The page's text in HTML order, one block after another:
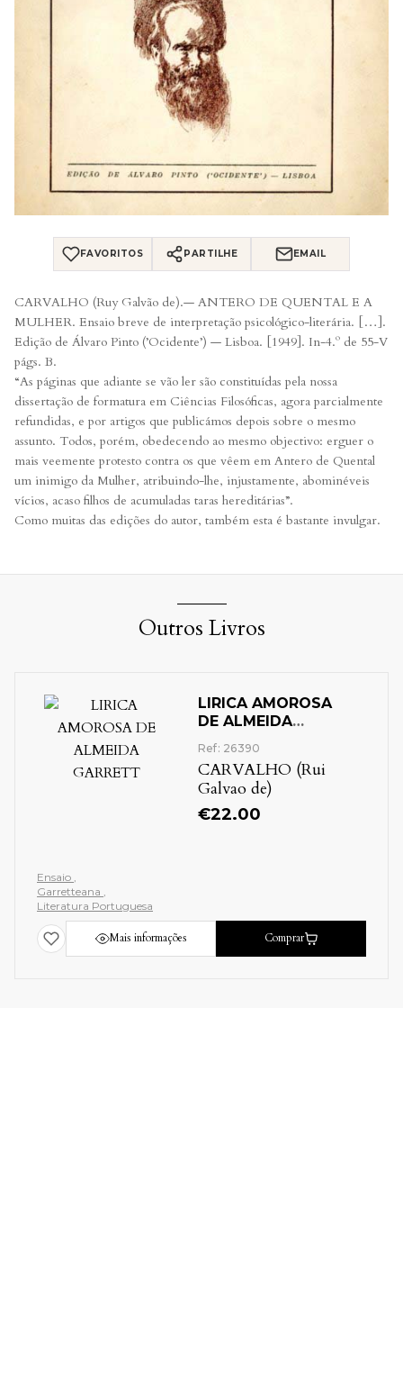
FAVORITOS PARTILHE EMAIL
CARVALHO (Ruy Galvão de).— ANTERO DE QUENTAL E A
MULHER. Ensaio breve de interpretação psicológico-literária. […].
Edição de Álvaro Pinto (’Ocidente’) — Lisboa. [1949]. In-4.º de 55-V
págs. B.
“As páginas que adiante se vão ler são constituídas pela nossa
dissertação de formatura em Ciências Filosóficas, agora parcialmente
refundidas, e por artigos que publicámos depois sobre o mesmo
assunto. Todos, porém, obedecendo ao mesmo objectivo: erguer o
mais veemente protesto contra os que vêem em Antero de Quental
um inimigo da Mulher, atribuindo-lhe, injustamente, abominéveis
vícios, acaso filhos de acumuladas taras hereditárias”.
Como muitas das edições do autor, também esta é bastante invulgar.
Outros Livros
LIRICA AMOROSA
DE ALMEIDA
GARRETT
Ref: 26390
CARVALHO (Rui
Galvao de)
€22.00
Ensaio
Garretteana
Literatura Portuguesa
Mais informações Comprar